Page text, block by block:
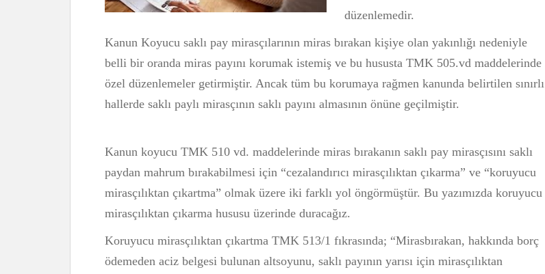
düzenlemedir.
Kanun Koyucu saklı pay mirasçılarının miras bırakan kişiye olan yakınlığı nedeniyle
belli bir oranda miras payını korumak istemiş ve bu hususta TMK 505.vd maddelerinde
özel düzenlemeler getirmiştir. Ancak tüm bu korumaya rağmen kanunda belirtilen sınırlı
hallerde saklı paylı mirasçının saklı payını almasının önüne geçilmiştir.
Kanun koyucu TMK 510 vd. maddelerinde miras bırakanın saklı pay mirasçısını saklı
paydan mahrum bırakabilmesi için “cezalandırıcı mirasçılıktan çıkarma” ve “koruyucu
mirasçılıktan çıkartma” olmak üzere iki farklı yol öngörmüştür. Bu yazımızda koruyucu
mirasçılıktan çıkarma hususu üzerinde duracağız.
Koruyucu mirasçılıktan çıkartma TMK 513/1 fıkrasında; “Mirasbırakan, hakkında borç
ödemeden aciz belgesi bulunan altsoyunu, saklı payının yarısı için mirasçılıktan